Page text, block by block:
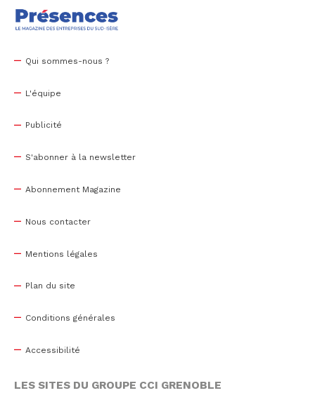
Qui sommes-nous ?
L'équipe
Publicité
S'abonner à la newsletter
Abonnement Magazine
Nous contacter
Mentions légales
Plan du site
Conditions générales
Accessibilité
LES SITES DU GROUPE CCI GRENOBLE